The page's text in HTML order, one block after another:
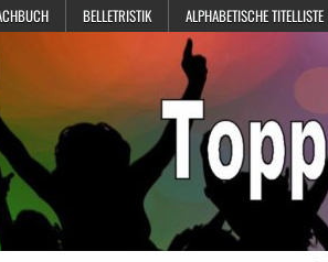
BELLETRISTIK ALPHABETISCHE TITELLISTE